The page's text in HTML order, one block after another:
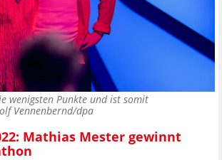
wenigsten Punkte und ist somit
Vennenbernd/dpa
Mathias Mester gewinnt